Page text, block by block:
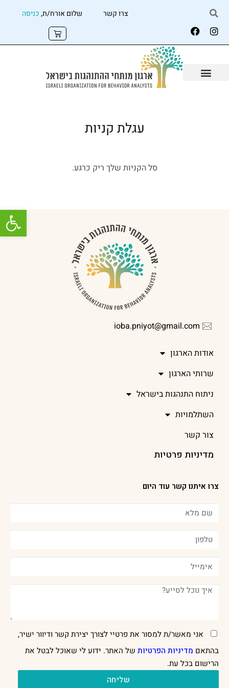
צרו קשר שלום אורח/ת,כניסה
עגלת קניות
סל הקניות שלך ריק כרגע.
ioba.pniyot@gmail.com
אודות הארגון
שרותי הארגון
ניתוח התנהגות בישראל
השתלמויות
צור קשר
מדיניות פרטיות
צרו איתנו קשר עוד היום
אני מאשר/ת למסור את פרטיי לצורך יצירת קשר ודיוור ישיר,
בהתאם מדיניות הפרטיות של האתר. ידוע לי שאוכל לבטל את
הרישום בכל עת.
שליחה